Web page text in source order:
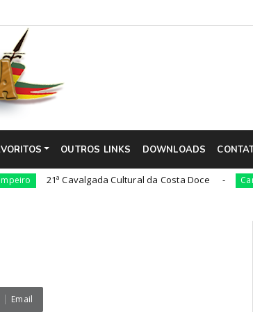
OUTROS LINKS DOWNLOADS
21ª Cavalgada Cultural da Costa Doce Campeiro
Email